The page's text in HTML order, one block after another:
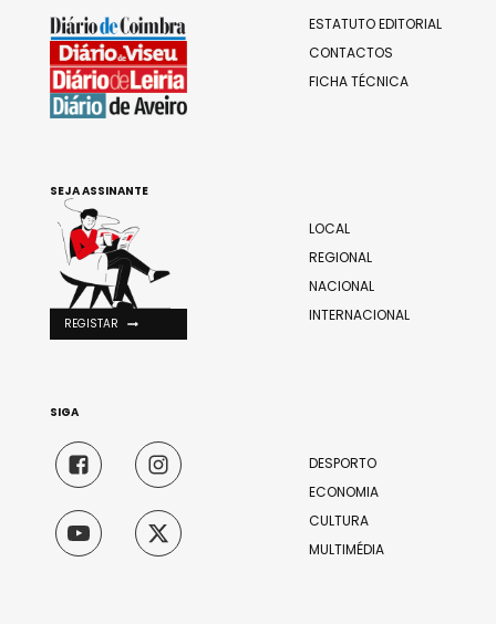
ESTATUTO EDITORIAL
CONTACTOS
FICHA TÉCNICA
LOCAL
REGIONAL
NACIONAL
INTERNACIONAL
DESPORTO
ECONOMIA
CULTURA
MULTIMÉDIA
SEJA ASSINANTE
REGISTAR
SIGA